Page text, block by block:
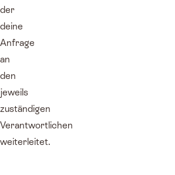
der
deine
Anfrage
an
den
jeweils
zuständigen
Verantwortlichen
weiterleitet.